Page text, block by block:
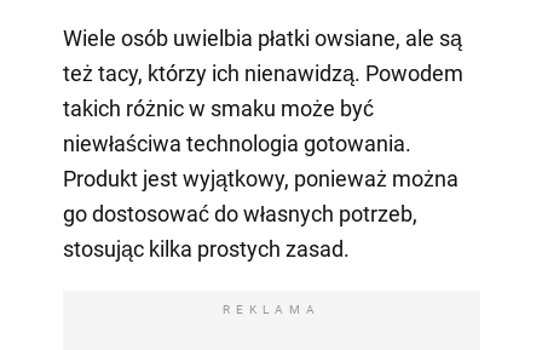
Wiele osób uwielbia płatki owsiane, ale są
też tacy, którzy ich nienawidzą. Powodem
takich różnic w smaku może być
niewłaściwa technologia gotowania.
Produkt jest wyjątkowy, ponieważ można
go dostosować do własnych potrzeb,
stosując kilka prostych zasad.
REKLAMA